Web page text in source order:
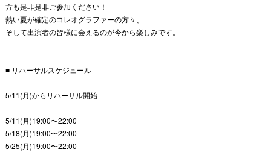
方も是非是非ご参加ください！
熱い夏が確定のコレオグラファーの方々、
そして出演者の皆様に会えるのが今から楽しみです。
■ リハーサルスケジュール
5/11(月)からリハーサル開始
5/11(月)19:00〜22:00
5/18(月)19:00〜22:00
5/25(月)19:00〜22:00